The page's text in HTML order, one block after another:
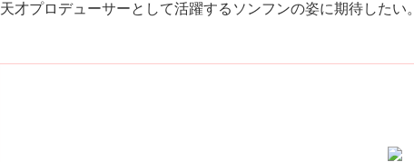
天才プロデューサーとして活躍するソンフンの姿に期待したい。